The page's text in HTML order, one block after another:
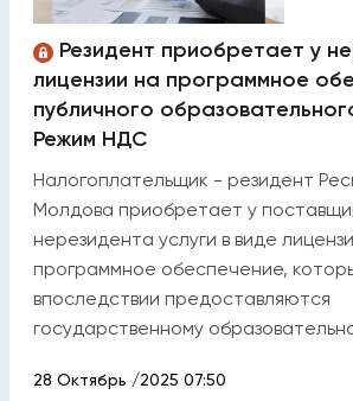
Резидент приобретает у
лицензии на программное
публичного
Режим НДС
Налогоплательщик - резидент
Молдова приобретает у
нерезидента услуги в виде
программное обеспечение,
впоследствии предоставляются
государственному
28 Октябрь /2025 07:50